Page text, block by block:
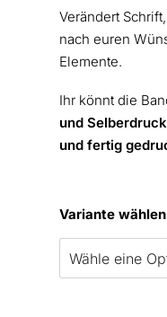
Verändert
nach euren
Elemente.
Ihr könnt die
und
und fertig
Variante wählen